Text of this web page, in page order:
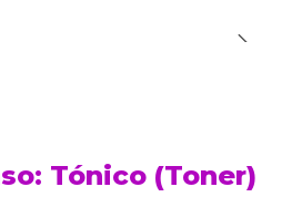
Tónico (Toner)